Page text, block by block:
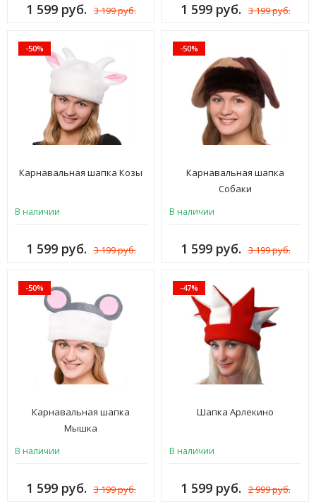
1 599 руб. 3 199 руб. 1 599 руб. 3 199 руб.
-50%
Карнавальная шапка Козы
В наличии
1 599 руб. 3 199 руб.
-50%
Карнавальная шапка
Собаки
В наличии
1 599 руб. 3 199 руб.
-50%
Карнавальная шапка
Мышка
В наличии
1 599 руб. 3 199 руб.
-47%
Шапка Арлекино
В наличии
1 599 руб. 2 999 руб.